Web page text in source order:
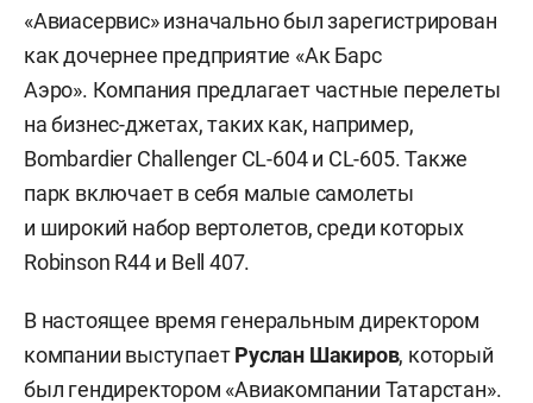
«Авиасервис» изначально был зарегистрирован
как дочернее предприятие «Ак Барс
Аэро». Компания предлагает частные перелеты
на бизнес-джетах, таких как, например,
Bombardier Challenger CL-604 и CL-605. Также
парк включает в себя малые самолеты
и широкий набор вертолетов, среди которых
Robinson R44 и Bell 407.
В настоящее время генеральным директором
компании выступаетРуслан Шакиров, который
был гендиректором «Авиакомпании Татарстан».